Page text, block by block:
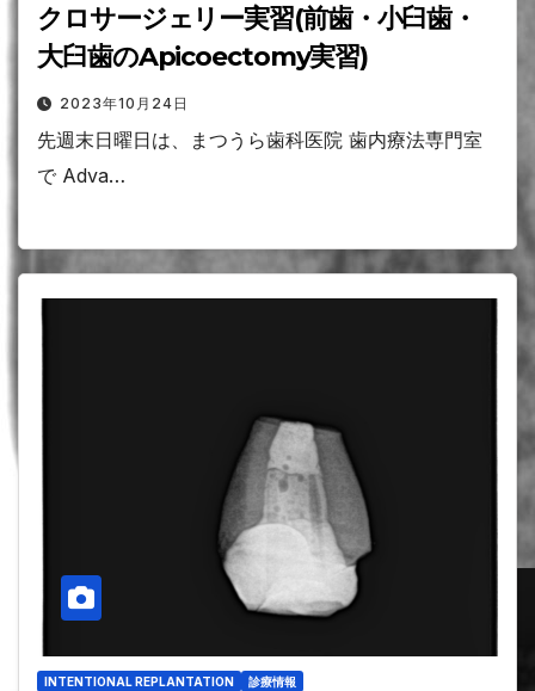
クロサージェリー実習(前歯・小臼歯・
大臼歯のApicoectomy実習)
2023年10月24日
先週末日曜日は、まつうら歯科医院 歯内療法専門室
で Adva…
INTENTIONAL REPLANTATION 診療情報